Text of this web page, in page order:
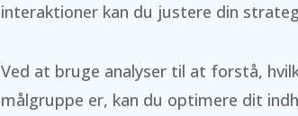
interaktioner kan du justere din
Ved at bruge analyser til at forstå,
målgruppe er, kan du optimere dit